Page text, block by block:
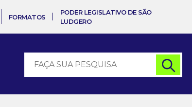
FORMATOS
PODER LEGISLATIVO DE SÃO
LUDGERO